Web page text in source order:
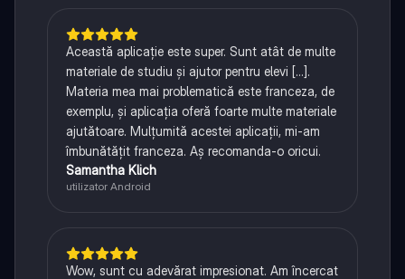
Această aplicație este super. Sunt atât de multe
materiale de studiu și ajutor pentru elevi [...].
Materia mea mai problematică este franceza, de
exemplu, și aplicația oferă foarte multe materiale
ajutătoare. Mulțumită acestei aplicații, mi-am
îmbunătățit franceza. Aș recomanda-o oricui.
Samantha Klich
utilizator Android
Wow, sunt cu adevărat impresionat. Am încercat